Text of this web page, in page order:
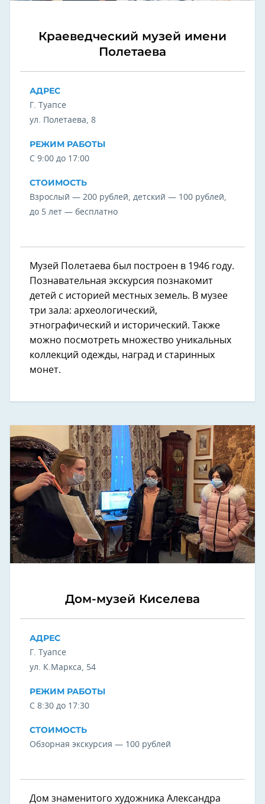
Краеведческий музей имени
Полетаева
АДРЕС
Г. Туапсе
ул. Полетаева, 8
РЕЖИМ РАБОТЫ
С 9:00 до 17:00
СТОИМОСТЬ
Взрослый — 200 рублей, детский — 100 рублей,
до 5 лет — бесплатно
Музей Полетаева был построен в 1946 году.
Познавательная экскурсия познакомит
детей с историей местных земель. В музее
три зала: археологический,
этнографический и исторический. Также
можно посмотреть множество уникальных
коллекций одежды, наград и старинных
монет.
Дом-музей Киселева
АДРЕС
Г. Туапсе
ул. К.Маркса, 54
РЕЖИМ РАБОТЫ
С 8:30 до 17:30
СТОИМОСТЬ
Обзорная экскурсия — 100 рублей
Дом знаменитого художника Александра